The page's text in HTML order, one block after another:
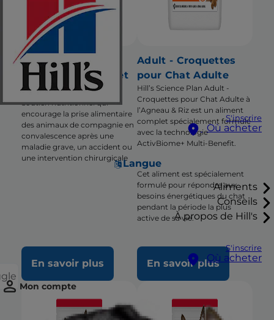
S'inscrire
Où acheter
Langue
Aliments
Conseils
À propos de Hill's
S'inscrire
Où acheter
Mon compte
a/d Urgent Care -
Pâtée pour Chien et
Chat - au Poulet
Soutien nutritionnel qui
encourage la prise alimentaire
des animaux de compagnie en
convalescence après une
maladie grave, un accident ou
une intervention chirurgicale
En savoir plus
Adult - Croquettes
pour Chat Adulte
Hill’s Science Plan Adult -
Croquettes pour Chat Adulte à
l’Agneau & Riz est un aliment
complet spécialement formulé
avec la technologie
ActivBiome+ Multi-Benefit.
Cet aliment est spécialement
formulé pour répondre aux
besoins énergétiques du chat
pendant la période la plus
active de sa vie.
En savoir plus